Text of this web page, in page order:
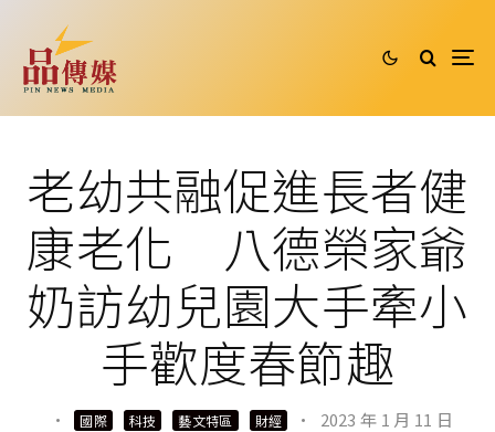
老幼共融促進長者健
康老化 八德榮家爺
奶訪幼兒園大手牽小
手歡度春節趣
· 國際 科技 藝文特區 財經 · 2023 年 1 月 11 日